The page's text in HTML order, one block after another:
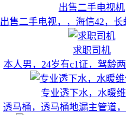
出售二手电视机
出售二手电视，，海信42，长
求职司机
本人男，24岁有c1证，驾龄
专业透下水，水暖
透马桶，透马桶地漏主管道